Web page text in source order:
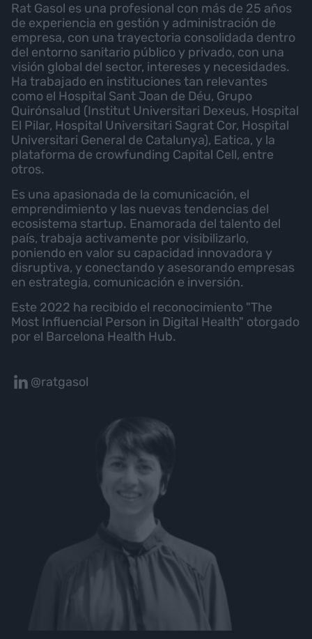
Rat Gasol es una profesional con más de 25 años
de experiencia en gestión y administración de
empresa, con una trayectoria consolidada dentro
del entorno sanitario público y privado, con una
visión global del sector, intereses y necesidades.
Ha trabajado en instituciones tan relevantes
como el Hospital Sant Joan de Déu, Grupo
Quirónsalud (Institut Universitari Dexeus, Hospital
El Pilar, Hospital Universitari Sagrat Cor, Hospital
Universitari General de Catalunya), Eatica, y la
plataforma de crowfunding Capital Cell, entre
otros.
Es una apasionada de la comunicación, el
emprendimiento y las nuevas tendencias del
ecosistema startup. Enamorada del talento del
país, trabaja activamente por visibilizarlo,
poniendo en valor su capacidad innovadora y
disruptiva, y conectando y asesorando empresas
en estrategia, comunicación e inversión.
Este 2022 ha recibido el reconocimiento "The
Most Influencial Person in Digital Health" otorgado
por el Barcelona Health Hub.
@ratgasol